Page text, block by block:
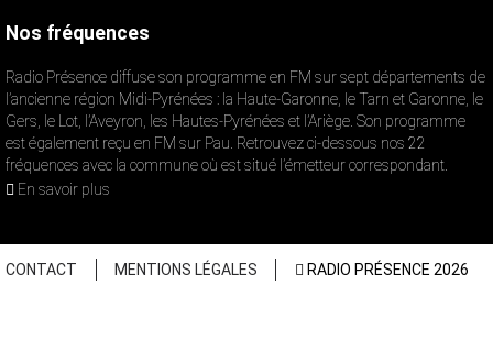
Nos fréquences
Radio Présence diffuse son programme en FM sur sept départements de
l’ancienne région Midi-Pyrénées : la Haute-Garonne, le Tarn et Garonne, le
Gers, le Lot, l’Aveyron, les Hautes-Pyrénées et l’Ariège. Son programme
est également reçu en FM sur Pau. Retrouvez ci-dessous nos 22
fréquences avec la commune où est situé l’émetteur correspondant.
En savoir plus
CONTACT MENTIONS LÉGALES RADIO PRÉSENCE 2026